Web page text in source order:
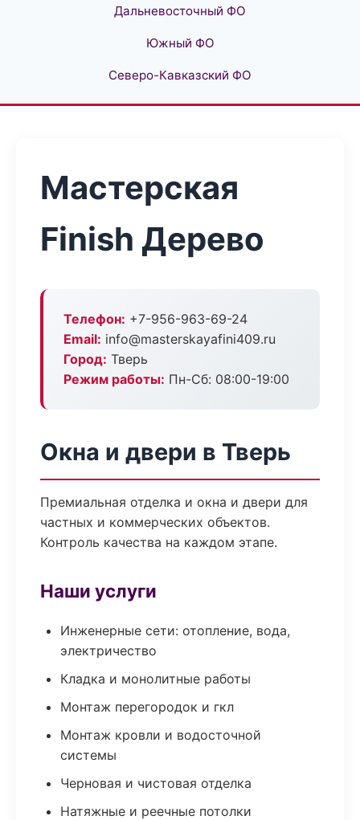
Дальневосточный ФО
Южный ФО
Северо-Кавказский ФО
Мастерская
Finish Дерево
Телефон: +7-956-963-69-24
Email: info@masterskayafini409.ru
Город: Тверь
Режим работы: Пн-Сб: 08:00-19:00
Окна и двери в Тверь
Премиальная отделка и окна и двери для
частных и коммерческих объектов.
Контроль качества на каждом этапе.
Наши услуги
Инженерные сети: отопление, вода,
электричество
Кладка и монолитные работы
Монтаж перегородок и гкл
Монтаж кровли и водосточной
системы
Черновая и чистовая отделка
Натяжные и реечные потолки